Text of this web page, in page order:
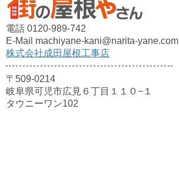
電話 0120-989-742
E-Mail machiyane-kani@narita-yane.com
株式会社成田屋根工事店
〒509-0214
岐阜県可児市広見６丁目１１０−１
タウニーワン102